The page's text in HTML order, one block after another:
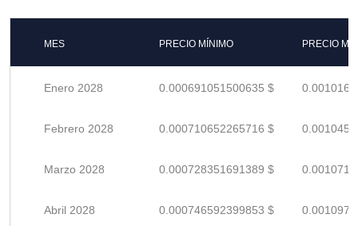
MES PRECIO MÍNIMO PRECIO
Enero 2028 0.000691051500635 $
Febrero 2028 0.000710652265716 $
Marzo 2028 0.000728351691389 $
Abril 2028 0.000746592399853 $